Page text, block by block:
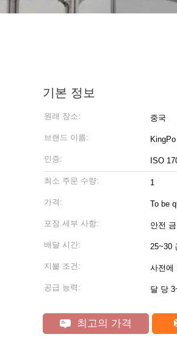
기본 정보
원래 장소: 중국
브랜드 이름: KingPo
인증: ISO
최소 주문 수량: 1
가격: To be
포장 세부 사항: 안전
배달 시간: 25~30
지불 조건: 사전에
공급 능력: 달 당
최고의 가격